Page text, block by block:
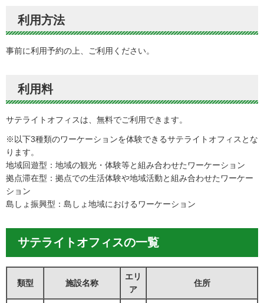
利用方法
事前に利用予約の上、ご利用ください。
利用料
サテライトオフィスは、無料でご利用できます。
※以下3種類のワーケーションを体験できるサテライトオフィスとな
ります。
地域回遊型：地域の観光・体験等と組み合わせたワーケーション
拠点滞在型：拠点での生活体験や地域活動と組み合わせたワーケー
ション
島しょ振興型：島しょ地域におけるワーケーション
サテライトオフィスの一覧
類型 施設名称
エリ
ア
住所